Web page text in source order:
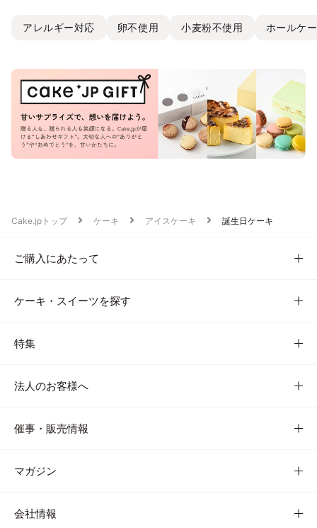
アレルギー対応 卵不使用 小麦粉不使用 ホールケ
Cake.jpトップ ケーキ アイスケーキ 誕生日ケーキ
ご購入にあたって
ケーキ・スイーツを探す
特集
法人のお客様へ
催事・販売情報
マガジン
会社情報